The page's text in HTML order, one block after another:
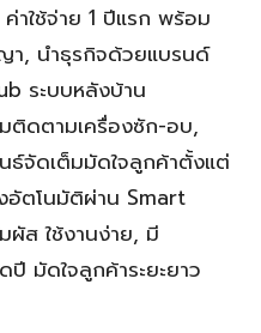
าใช้จ่าย 1 ปีแรก พร้อม
, นำธุรกิจด้วยแบรนด์
ระบบหลังบ้าน
ติดตามเครื่องซัก-อบ,
จัดเต็มมัดใจลูกค้าตั้งแต่
อัตโนมัติผ่าน Smart
ส ใช้งานง่าย, มี
มัดใจลูกค้าระยะยาว